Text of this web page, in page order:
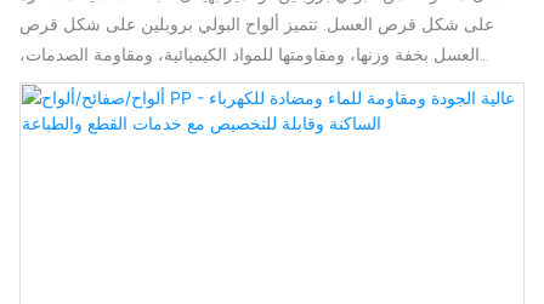
على شكل قرص العسل. تتميز ألواح البولي بروبلين على شكل قرص
العسل بخفة وزنها، ومقاومتها للمواد الكيميائية، ومقاومة الصدمات،
وقدرتها العالية على التحمل، وسهولة معالجتها، وإمكانية إعادة تدويرها. لا
تعاني ألواح البلاستيك على شكل قرص العسل من عيوب ألواح الورق